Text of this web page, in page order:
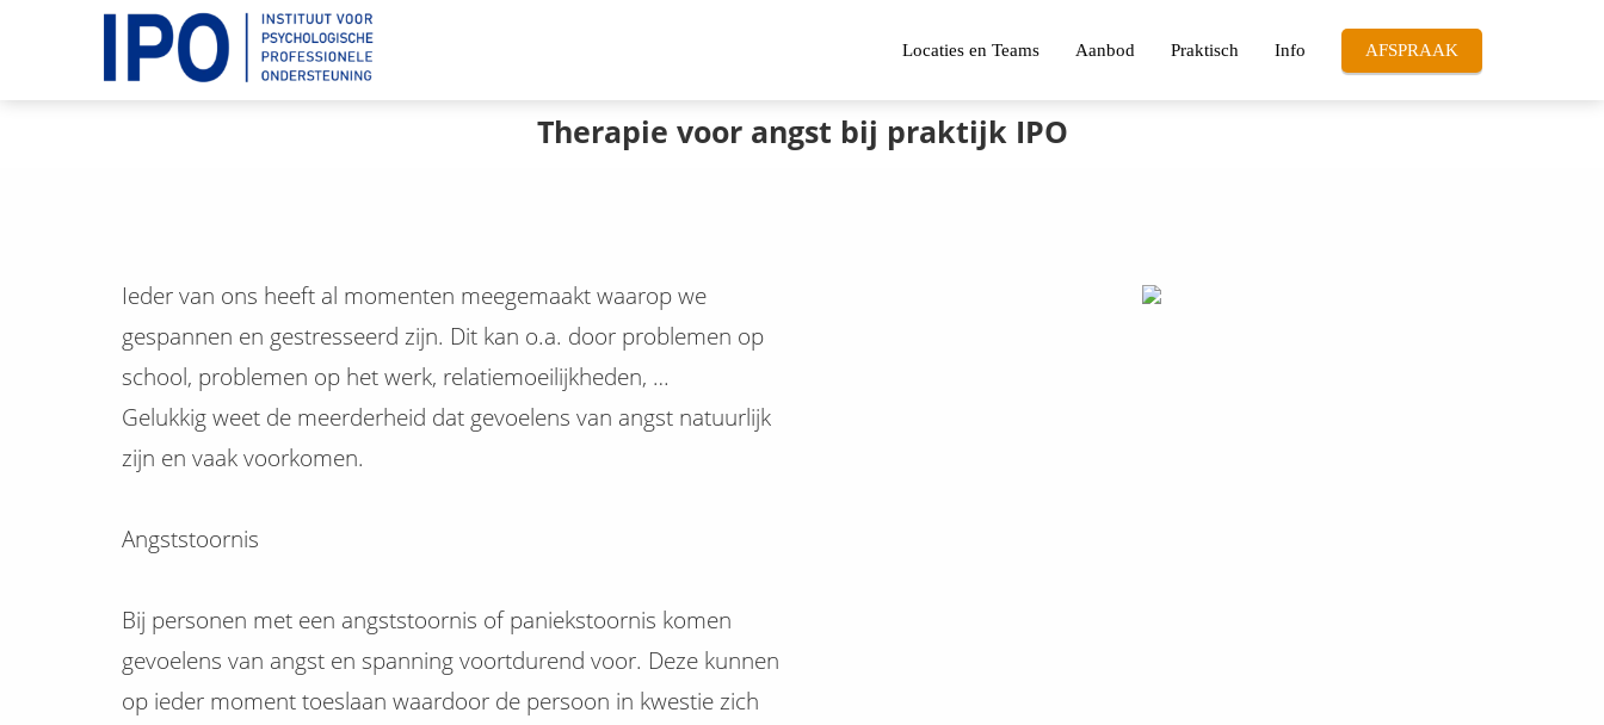
Locaties en Teams Aanbod Praktisch Info AFSPRAAK
Therapie voor angst bij praktijk IPO
Ieder van ons heeft al momenten meegemaakt waarop we
gespannen en gestresseerd zijn. Dit kan o.a. door problemen op
school, problemen op het werk, relatiemoeilijkheden, …
Gelukkig weet de meerderheid dat gevoelens van angst natuurlijk
zijn en vaak voorkomen.
Angststoornis
Bij personen met een angststoornis of paniekstoornis komen
gevoelens van angst en spanning voortdurend voor. Deze kunnen
op ieder moment toeslaan waardoor de persoon in kwestie zich